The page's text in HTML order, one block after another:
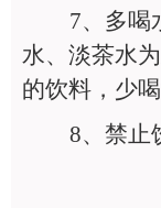
7、多喝
水、淡茶水
的饮料，少
8、禁止